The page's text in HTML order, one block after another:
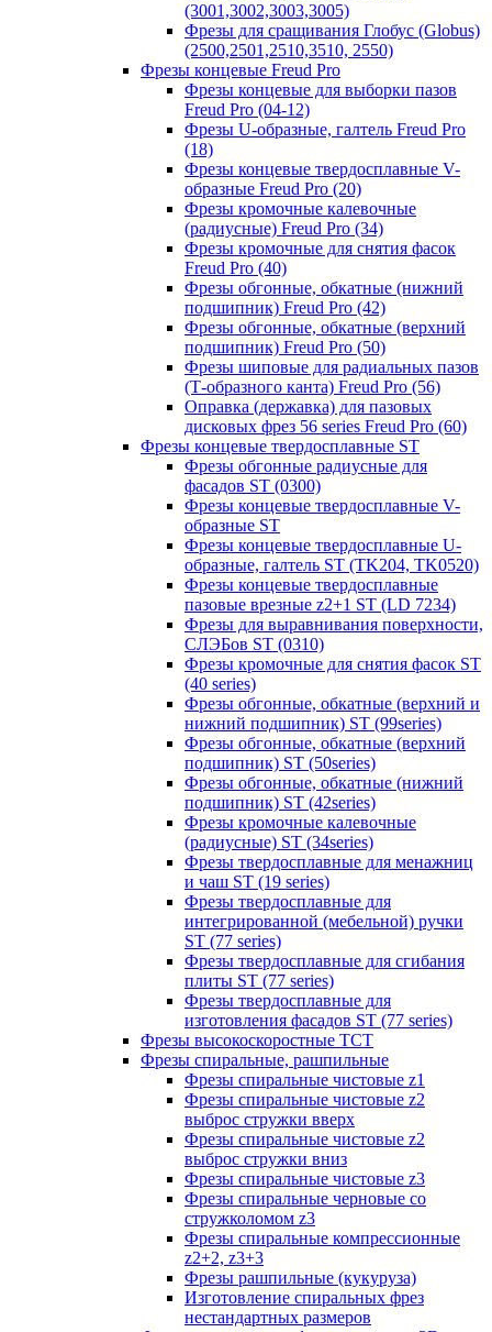
(3001,3002,3003,3005)
Фрезы для сращивания Глобус (Globus)
(2500,2501,2510,3510, 2550)
Фрезы концевые Freud Pro
Фрезы концевые для выборки пазов
Freud Pro (04-12)
Фрезы U-образные, галтель Freud Pro
(18)
Фрезы концевые твердосплавные V-
образные Freud Pro (20)
Фрезы кромочные калевочные
(радиусные) Freud Pro (34)
Фрезы кромочные для снятия фасок
Freud Pro (40)
Фрезы обгонные, обкатные (нижний
подшипник) Freud Pro (42)
Фрезы обгонные, обкатные (верхний
подшипник) Freud Pro (50)
Фрезы шиповые для радиальных пазов
(Т-образного канта) Freud Pro (56)
Оправка (державка) для пазовых
дисковых фрез 56 series Freud Pro (60)
Фрезы концевые твердосплавные ST
Фрезы обгонные радиусные для
фасадов ST (0300)
Фрезы концевые твердосплавные V-
образные ST
Фрезы концевые твердосплавные U-
образные, галтель ST (TK204, TK0520)
Фрезы концевые твердосплавные
пазовые врезные z2+1 ST (LD 7234)
Фрезы для выравнивания поверхности,
СЛЭБов ST (0310)
Фрезы кромочные для снятия фасок ST
(40 series)
Фрезы обгонные, обкатные (верхний и
нижний подшипник) ST (99series)
Фрезы обгонные, обкатные (верхний
подшипник) ST (50series)
Фрезы обгонные, обкатные (нижний
подшипник) ST (42series)
Фрезы кромочные калевочные
(радиусные) ST (34series)
Фрезы твердосплавные для менажниц
и чаш ST (19 series)
Фрезы твердосплавные для
интегрированной (мебельной) ручки
ST (77 series)
Фрезы твердосплавные для сгибания
плиты ST (77 series)
Фрезы твердосплавные для
изготовления фасадов ST (77 series)
Фрезы высокоскоростные ТСТ
Фрезы спиральные, рашпильные
Фрезы спиральные чистовые z1
Фрезы спиральные чистовые z2
выброс стружки вверх
Фрезы спиральные чистовые z2
выброс стружки вниз
Фрезы спиральные чистовые z3
Фрезы спиральные черновые со
стружколомом z3
Фрезы спиральные компрессионные
z2+2, z3+3
Фрезы рашпильные (кукуруза)
Изготовление спиральных фрез
нестандартных размеров